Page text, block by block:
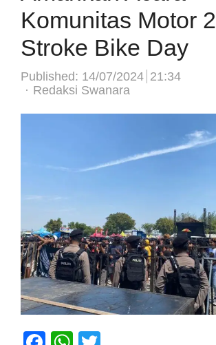
Komunitas Motor 2
Stroke Bike Day
Published: 14/07/2024 21:34
Author
Redaksi Swanara